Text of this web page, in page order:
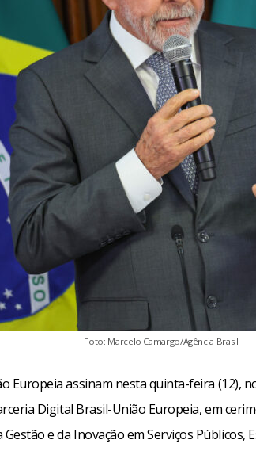
Foto: Marcelo Camargo/Agência Brasil
Europeia assinam nesta quinta-feira (12),
Digital Brasil-União Europeia, em
Gestão e da Inovação em Serviços Públicos,